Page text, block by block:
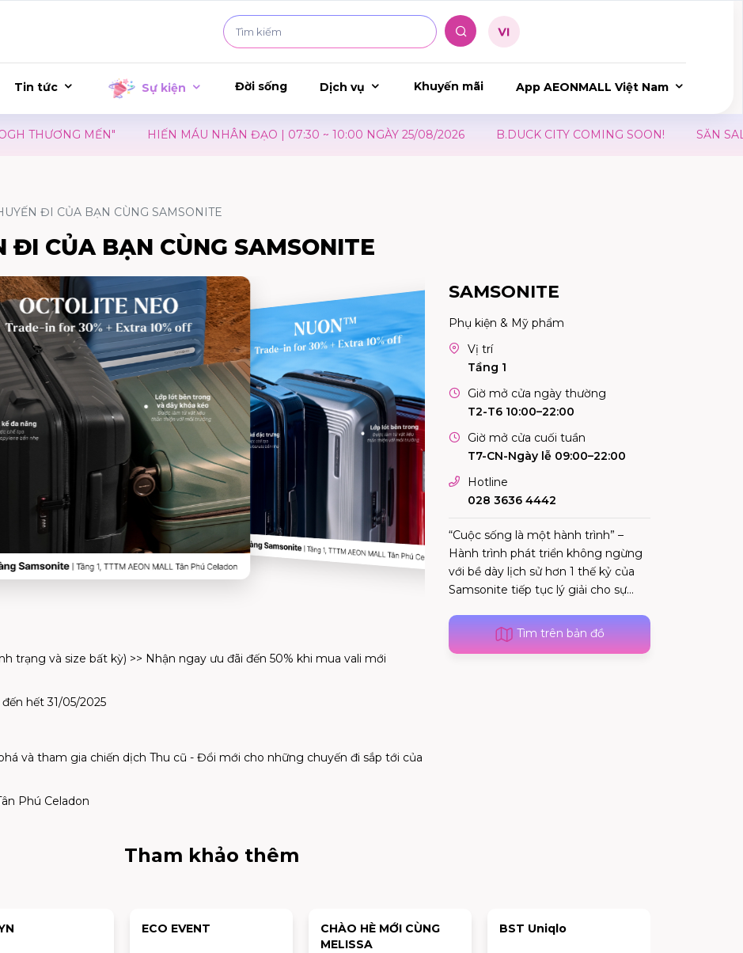
Tin tức Sự kiện Đời sống Dịch vụ Khuyến mãi App AEONMALL Việt Nam
MẾN" HIẾN MÁU NHÂN ĐẠO | 07:30 ~ 10:00 NGÀY 25/08/2026 B.DUCK CITY COMING SOON! SĂN SALE ĐẠI
ĐI CỦA BẠN CÙNG SAMSONITE
ĐI CỦA BẠN CÙNG SAMSONITE
trạng và size bất kỳ) >> Nhận ngay ưu đãi đến 50% khi mua vali mới
đến hết 31/05/2025
và tham gia chiến dịch Thu cũ - Đổi mới cho những chuyến đi sắp tới của
Phú Celadon
SAMSONITE
Phụ kiện & Mỹ phẩm
Vị trí
Tầng 1
Giờ mở cửa ngày thường
T2-T6 10:00–22:00
Giờ mở cửa cuối tuần
T7-CN-Ngày lễ 09:00–22:00
Hotline
028 3636 4442
“Cuộc sống là một hành trình” –
Hành trình phát triển không ngừng
với bề dày lịch sử hơn 1 thế kỷ của
Samsonite tiếp tục lý giải cho sự...
Tìm trên bản đồ
Tham khảo thêm
ECO EVENT
CHÀO HÈ MỚI CÙNG
MELISSA
BST Uniqlo